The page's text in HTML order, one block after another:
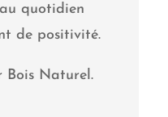
quotidien
de positivité.
Bois Naturel.